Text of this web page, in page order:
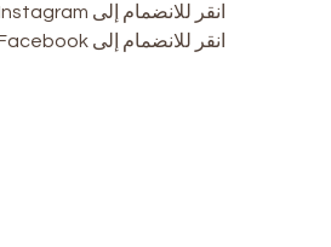
انقر للانضمام إلى Instagram.
انقر للانضمام إلى Facebook.